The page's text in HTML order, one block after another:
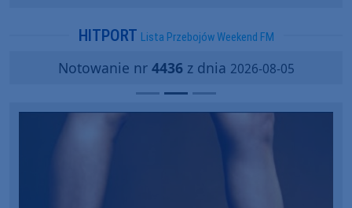
HITPORT Lista Przebojów Weekend FM
Notowanie nr 4436z dnia 2026-08-05